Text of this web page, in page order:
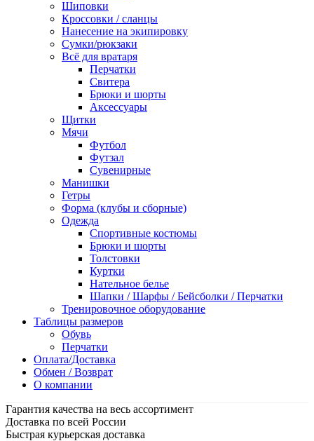
Шиповки
Кроссовки / сланцы
Нанесение на экипировку
Сумки/рюкзаки
Всё для вратаря
Перчатки
Cвитера
Брюки и шорты
Аксессуары
Щитки
Мячи
Футбол
Футзал
Сувенирные
Манишки
Гетры
Форма (клубы и сборные)
Одежда
Спортивные костюмы
Брюки и шорты
Толстовки
Куртки
Нательное белье
Шапки / Шарфы / Бейсболки / Перчатки
Тренировочное оборудование
Таблицы размеров
Обувь
Перчатки
Оплата/Доставка
Обмен / Возврат
О компании
Гарантия качества на весь ассортимент
Доставка по всей России
Быстрая курьерская доставка